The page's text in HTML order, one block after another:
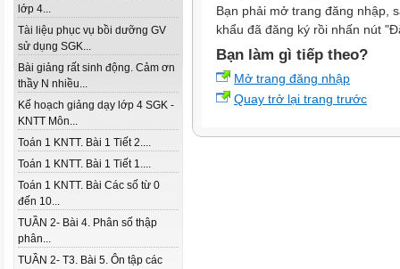
lớp 4...
Tài liệu phục vụ bồi dưỡng GV
sử dụng SGK...
Bài giảng rất sinh động. Cảm ơn
thầy N nhiều...
Kế hoạch giảng dạy lớp 4 SGK -
KNTT Môn...
Toán 1 KNTT. Bài 1 Tiết 2....
Toán 1 KNTT. Bài 1 Tiết 1....
Toán 1 KNTT. Bài Các số từ 0
đến 10...
TUẦN 2- Bài 4. Phân số thập
phân...
TUẦN 2- T3. Bài 5. Ôn tập các
Bạn phải mở trang đăng nhập,
khẩu đã đăng ký rồi nhấn nút
Bạn làm gì tiếp theo?
Mở trang đăng nhập
Quay trở lại trang trước